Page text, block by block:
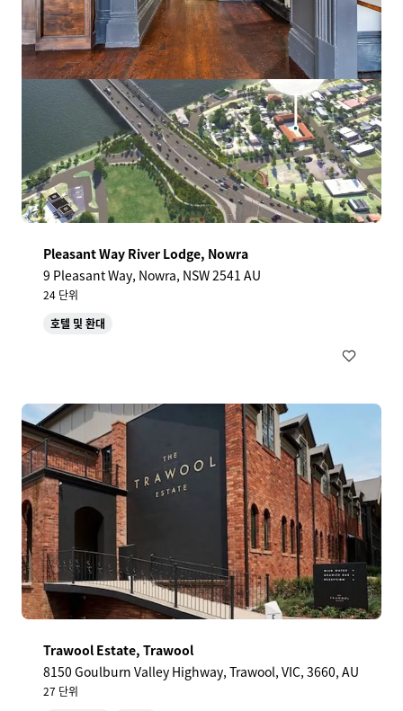
Pleasant Way River Lodge, Nowra
9 Pleasant Way, Nowra, NSW 2541 AU
24 단위
호텔 및 환대
Trawool Estate, Trawool
8150 Goulburn Valley Highway, Trawool, VIC, 3660, AU
27 단위